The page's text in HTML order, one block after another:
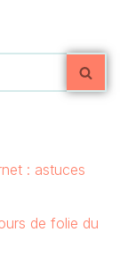
: astuces
de folie du